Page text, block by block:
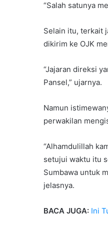
“Salah satunya
Selain itu, terkait
dikirim ke OJK
“Jajaran direksi
Pansel,” ujarnya.
Namun
perwakilan
“Alhamdulillah
setujui waktu itu
Sumbawa untuk
jelasnya.
BACA JUGA: Ini